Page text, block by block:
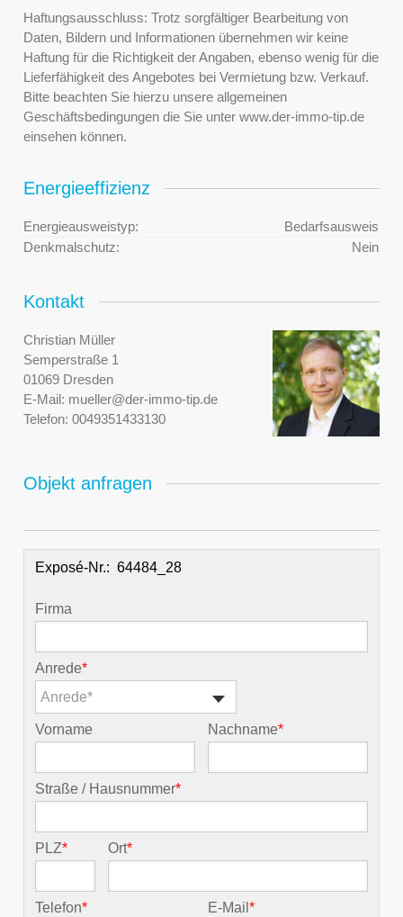
Haftungsausschluss: Trotz sorgfältiger Bearbeitung von
Daten, Bildern und Informationen übernehmen wir keine
Haftung für die Richtigkeit der Angaben, ebenso wenig für die
Lieferfähigkeit des Angebotes bei Vermietung bzw. Verkauf.
Bitte beachten Sie hierzu unsere allgemeinen
Geschäftsbedingungen die Sie unter www.der-immo-tip.de
einsehen können.
Energieeffizienz
Energieausweistyp:
Bedarfsausweis
Denkmalschutz:
Nein
Kontakt
Christian Müller
Semperstraße 1
01069 Dresden
E-Mail: mueller@der-immo-tip.de
Telefon: 0049351433130
Objekt anfragen
Exposé-Nr.:
Firma
Anrede*
Anrede*
Vorname Nachname*
Straße / Hausnummer*
PLZ* Ort*
Telefon* E-Mail*